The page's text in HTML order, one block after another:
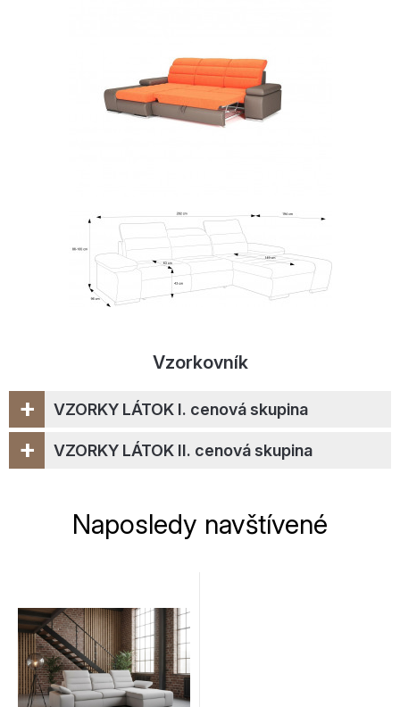
Vzorkovník
VZORKY LÁTOK I. cenová skupina
+
VZORKY LÁTOK II. cenová skupina
+
Naposledy navštívené